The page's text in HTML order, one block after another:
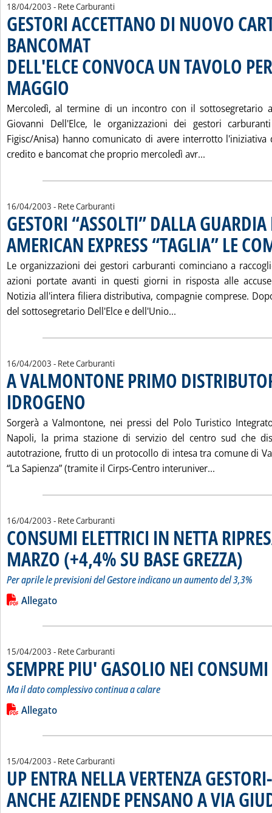
18/04/2003 - Rete Carburanti
GESTORI ACCETTANO DI NUOVO
BANCOMAT
DELL'ELCE CONVOCA UN TAVOLO
MAGGIO
Mercoledì, al termine di un incontro con il sottosegretario
Giovanni Dell'Elce, le organizzazioni dei gestori
Figisc/Anisa) hanno comunicato di avere interrotto
credito e bancomat che proprio mercoledì avr...
16/04/2003 - Rete Carburanti
GESTORI “ASSOLTI” DALLA
AMERICAN EXPRESS “TAGLIA” LE
Le organizzazioni dei gestori carburanti cominciano a
azioni portate avanti in questi giorni in risposta alle
Notizia all'intera filiera distributiva, compagnie comprese.
del sottosegretario Dell'Elce e dell'Unio...
16/04/2003 - Rete Carburanti
A VALMONTONE PRIMO
IDROGENO
Sorgerà a Valmontone, nei pressi del Polo Turistico
Napoli, la prima stazione di servizio del centro sud che
autotrazione, frutto di un protocollo di intesa tra comune di
“La Sapienza” (tramite il Cirps-Centro interuniver...
16/04/2003 - Rete Carburanti
CONSUMI ELETTRICI IN NETTA
MARZO (+4,4% SU BASE GREZZA)
Per aprile le previsioni del Gestore indicano un aumento del 3,3%
Leggi tutta la notizia: 'CONSUMI ELETTRICI IN NETTA
Lista allegati PDF alla notizia
Allegato
15/04/2003 - Rete Carburanti
SEMPRE PIU' GASOLIO NEI CONSUMI
Ma il dato complessivo continua a calare
Leggi tutta la notizia: 'SEMPRE PIU' GASOLIO NEI CONSUMI
Lista allegati PDF alla notizia
Allegato
15/04/2003 - Rete Carburanti
UP ENTRA NELLA VERTENZA
ANCHE AZIENDE PENSANO A VIA